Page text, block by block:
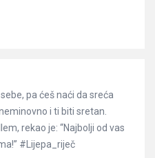
pa ćeš naći da sreća
i ti biti sretan.
rekao je: “Najbolji od vas
#Lijepa_riječ